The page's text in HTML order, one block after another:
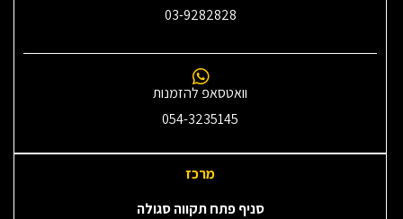
03-9282828
וואטסאפ להזמנות
054-3235145‎
מרכז
סניף פתח תקווה סגולה